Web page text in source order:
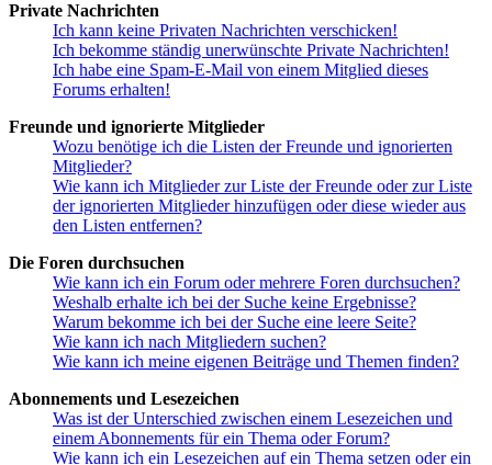
Private Nachrichten
Ich kann keine Privaten Nachrichten verschicken!
Ich bekomme ständig unerwünschte Private Nachrichten!
Ich habe eine Spam-E-Mail von einem Mitglied dieses
Forums erhalten!
Freunde und ignorierte Mitglieder
Wozu benötige ich die Listen der Freunde und ignorierten
Mitglieder?
Wie kann ich Mitglieder zur Liste der Freunde oder zur Liste
der ignorierten Mitglieder hinzufügen oder diese wieder aus
den Listen entfernen?
Die Foren durchsuchen
Wie kann ich ein Forum oder mehrere Foren durchsuchen?
Weshalb erhalte ich bei der Suche keine Ergebnisse?
Warum bekomme ich bei der Suche eine leere Seite?
Wie kann ich nach Mitgliedern suchen?
Wie kann ich meine eigenen Beiträge und Themen finden?
Abonnements und Lesezeichen
Was ist der Unterschied zwischen einem Lesezeichen und
einem Abonnements für ein Thema oder Forum?
Wie kann ich ein Lesezeichen auf ein Thema setzen oder ein